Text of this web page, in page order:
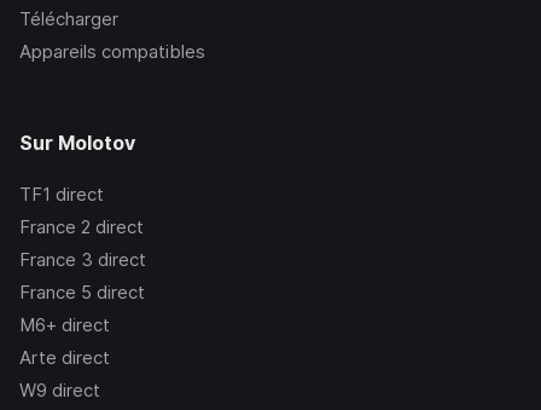
Télécharger
Appareils compatibles
Sur Molotov
TF1 direct
France 2 direct
France 3 direct
France 5 direct
M6+ direct
Arte direct
W9 direct